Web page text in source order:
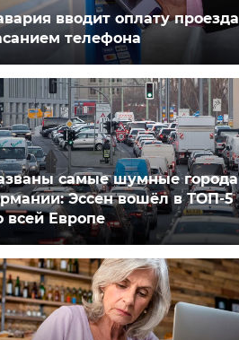
вводит оплату проезда
телефона
самые шумные города
Эссен вошёл в ТОП-5
всей Европе